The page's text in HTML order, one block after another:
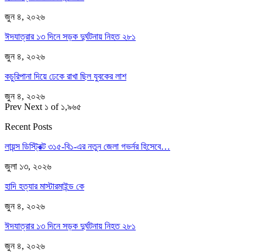
জুন ৪, ২০২৬
ঈদযাত্রার ১৩ দিনে সড়ক দুর্ঘটনায় নিহত ২৮১
জুন ৪, ২০২৬
কচুরিপানা দিয়ে ঢেকে রাখা ছিল যুবকের লাশ
জুন ৪, ২০২৬
Prev Next ১ of ১,৯৬৫
Recent Posts
লায়ন্স ডিস্ট্রিক্ট ৩১৫-বি১-এর নতুন জেলা গভর্নর হিসেবে…
জুলা ১৩, ২০২৬
হাদি হত্যার মাস্টারমাইন্ড কে
জুন ৪, ২০২৬
ঈদযাত্রার ১৩ দিনে সড়ক দুর্ঘটনায় নিহত ২৮১
জুন ৪, ২০২৬